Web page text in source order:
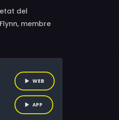
del
membre
SWAT arriba a
li la vida.
d'en Shane i en
WEB
APP